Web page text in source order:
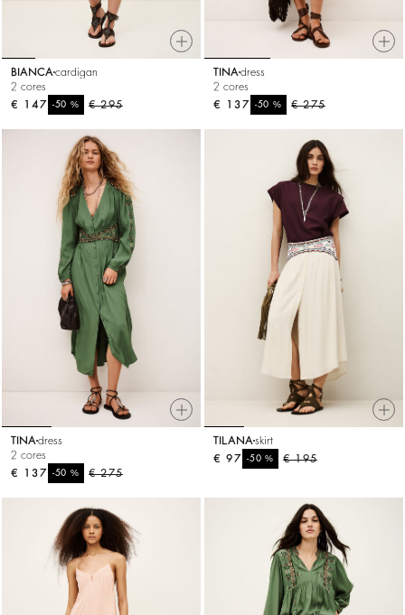
BIANCA cardigan
2 cores
€ 295
-50%
€ 147
TINA dress
2 cores
€ 275
-50%
€ 137
TINAdress
2 cores
€ 275
-50%
€ 137
TILANAskirt
€ 195
-50%
€ 97